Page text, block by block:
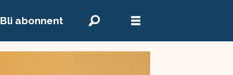
Bli abonnent